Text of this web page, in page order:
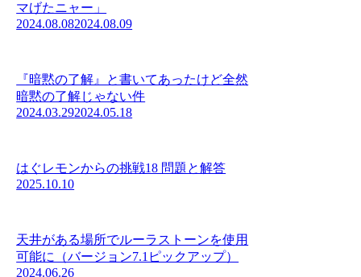
マげたニャー」
2024.08.082024.08.09
『暗黙の了解』と書いてあったけど全然
暗黙の了解じゃない件
2024.03.292024.05.18
はぐレモンからの挑戦18 問題と解答
2025.10.10
天井がある場所でルーラストーンを使用
可能に（バージョン7.1ピックアップ）
2024.06.26